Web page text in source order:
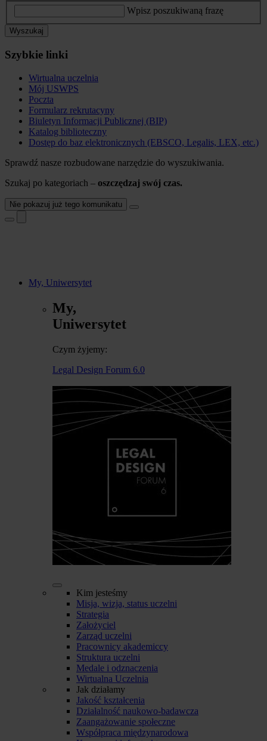
Wpisz poszukiwaną frazę
Wyszukaj
Szybkie linki
Wirtualna uczelnia
Mój USWPS
Poczta
Formularz rekrutacyny
Biuletyn Informacji Publicznej (BIP)
Katalog biblioteczny
Dostęp do baz elektronicznych (EBSCO, Legalis, LEX, etc.)
Sprawdź nasze rozbudowane narzędzie do wyszukiwania.
Szukaj po kategoriach – oszczędzaj swój czas.
Nie pokazuj już tego komunikatu
My, Uniwersytet
My,
Uniwersytet
Czym żyjemy:
Legal Design Forum 6.0
Kim jesteśmy
Misja, wizja, status uczelni
Strategia
Założyciel
Zarząd uczelni
Pracownicy akademiccy
Struktura uczelni
Medale i odznaczenia
Wirtualna Uczelnia
Jak działamy
Jakość kształcenia
Działalność naukowo-badawcza
Zaangażowanie społeczne
Współpraca międzynarodowa